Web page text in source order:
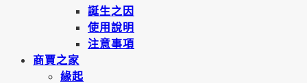
誕生之因
使用說明
注意事項
商賈之家
緣起